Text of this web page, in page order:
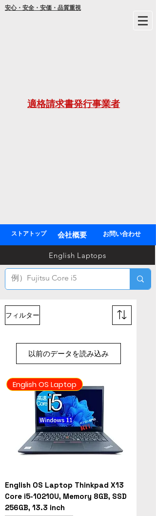
安心・安全・安価・品質重視
21
年間
適格請求書発行事業者
TEL
03
ストアトップ 会社概要 お問い合わせ
English Laptops
フィルター
以前のデータを読み込み
English OS Laptop
English OS Laptop Thinkpad X13
Core i5-10210U, Memory 8GB, SSD
256GB, 13.3 inch